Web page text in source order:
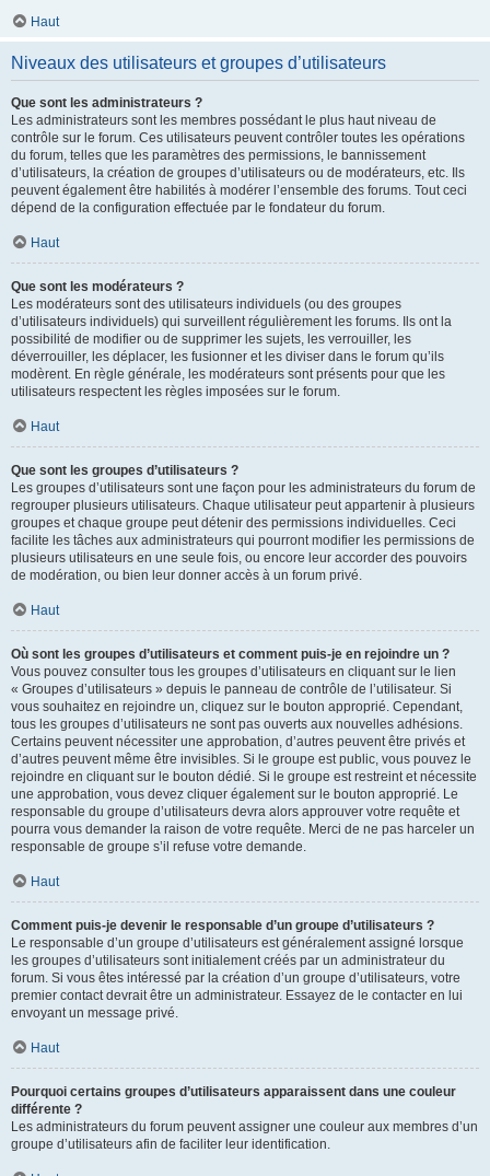
Haut
Niveaux des utilisateurs et groupes d’utilisateurs
Que sont les administrateurs ?
Les administrateurs sont les membres possédant le plus haut niveau de
contrôle sur le forum. Ces utilisateurs peuvent contrôler toutes les opérations
du forum, telles que les paramètres des permissions, le bannissement
d’utilisateurs, la création de groupes d’utilisateurs ou de modérateurs, etc. Ils
peuvent également être habilités à modérer l’ensemble des forums. Tout ceci
dépend de la configuration effectuée par le fondateur du forum.
Haut
Que sont les modérateurs ?
Les modérateurs sont des utilisateurs individuels (ou des groupes
d’utilisateurs individuels) qui surveillent régulièrement les forums. Ils ont la
possibilité de modifier ou de supprimer les sujets, les verrouiller, les
déverrouiller, les déplacer, les fusionner et les diviser dans le forum qu’ils
modèrent. En règle générale, les modérateurs sont présents pour que les
utilisateurs respectent les règles imposées sur le forum.
Haut
Que sont les groupes d’utilisateurs ?
Les groupes d’utilisateurs sont une façon pour les administrateurs du forum de
regrouper plusieurs utilisateurs. Chaque utilisateur peut appartenir à plusieurs
groupes et chaque groupe peut détenir des permissions individuelles. Ceci
facilite les tâches aux administrateurs qui pourront modifier les permissions de
plusieurs utilisateurs en une seule fois, ou encore leur accorder des pouvoirs
de modération, ou bien leur donner accès à un forum privé.
Haut
Où sont les groupes d’utilisateurs et comment puis-je en rejoindre un ?
Vous pouvez consulter tous les groupes d’utilisateurs en cliquant sur le lien
« Groupes d’utilisateurs » depuis le panneau de contrôle de l’utilisateur. Si
vous souhaitez en rejoindre un, cliquez sur le bouton approprié. Cependant,
tous les groupes d’utilisateurs ne sont pas ouverts aux nouvelles adhésions.
Certains peuvent nécessiter une approbation, d’autres peuvent être privés et
d’autres peuvent même être invisibles. Si le groupe est public, vous pouvez le
rejoindre en cliquant sur le bouton dédié. Si le groupe est restreint et nécessite
une approbation, vous devez cliquer également sur le bouton approprié. Le
responsable du groupe d’utilisateurs devra alors approuver votre requête et
pourra vous demander la raison de votre requête. Merci de ne pas harceler un
responsable de groupe s’il refuse votre demande.
Haut
Comment puis-je devenir le responsable d’un groupe d’utilisateurs ?
Le responsable d’un groupe d’utilisateurs est généralement assigné lorsque
les groupes d’utilisateurs sont initialement créés par un administrateur du
forum. Si vous êtes intéressé par la création d’un groupe d’utilisateurs, votre
premier contact devrait être un administrateur. Essayez de le contacter en lui
envoyant un message privé.
Haut
Pourquoi certains groupes d’utilisateurs apparaissent dans une couleur
différente ?
Les administrateurs du forum peuvent assigner une couleur aux membres d’un
groupe d’utilisateurs afin de faciliter leur identification.